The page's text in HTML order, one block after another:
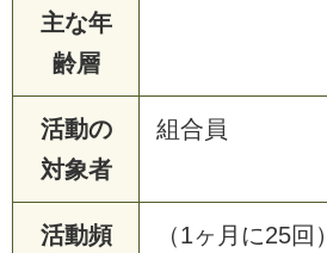
主な年
齢層
活動の
対象者
組合員
活動頻
（1ヶ月に25回）